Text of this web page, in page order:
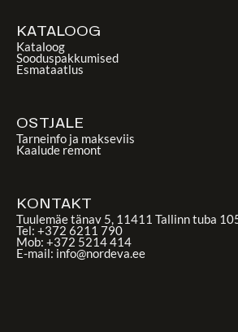
KATALOOG
Kataloog
Sooduspakkumised
Esmataatlus
OSTJALE
Tarneinfo ja makseviis
Kaalude remont
KONTAKT
Tuulemäe tänav 5, 11411 Tallinn tuba
Tel: +372 6211 790
Mob: +372 5214 414
E-mail: info@nordeva.ee